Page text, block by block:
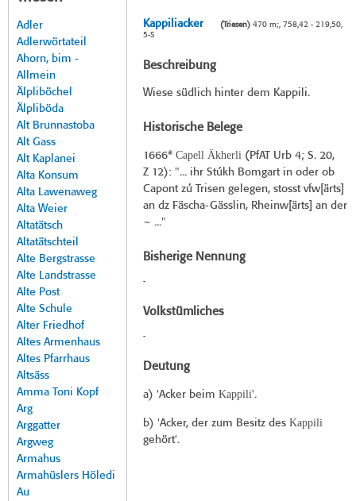
Adler
Adlerwörtateil
Ahorn, bim -
Allmein
Älpliböchel
Älpliböda
Alt Brunnastoba
Alt Gass
Alt Kaplanei
Alta Konsum
Alta Lawenaweg
Alta Weier
Altatätsch
Altatätschteil
Alte Bergstrasse
Alte Landstrasse
Alte Post
Alte Schule
Alter Friedhof
Altes Armenhaus
Altes Pfarrhaus
Altsäss
Amma Toni Kopf
Arg
Arggatter
Argweg
Armahus
Armahüslers Höledi
Au
Kappiliacker (Triesen)470 m;, 758,42 - 219,50,
5-S
Beschreibung
Wiese südlich hinter dem Kappili.
Historische Belege
1666* Capell Äkherli( PfAT Urb 4; S. 20,
Z 12): "... ihr Stúkh Bomgart in oder ob
Capont zú Trisen gelegen, stosst vfw[ärts]
an dz Fäscha-Gässlin, Rheinw[ärts] an der
~ ..."
Bisherige Nennung
-
Volkstümliches
-
Deutung
a) 'Acker beim Kappili'.
b) 'Acker, der zum Besitz des Kappili
gehört'.